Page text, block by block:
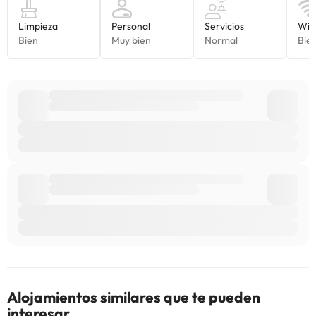
Alojamientos similares que te pueden